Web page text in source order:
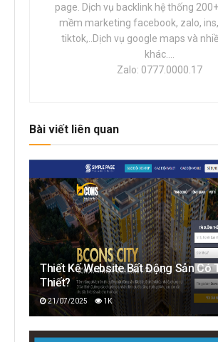
page. Dịch vụ backlink hệ thống
mềm marketing facebook, zalo,
tiktok,..Dịch vụ google maps và
khác....
Zalo: 0777.0000.17
Bài viết liên quan
Thiết Kế Website Bất Động Sản Có
Thiết?
21/07/2025 1K